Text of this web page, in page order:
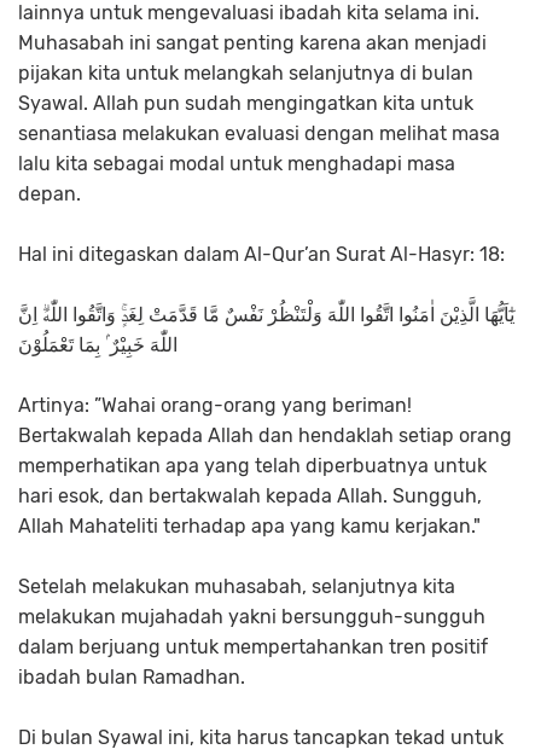
lainnya untuk mengevaluasi ibadah kita selama ini.
Muhasabah ini sangat penting karena akan menjadi
pijakan kita untuk melangkah selanjutnya di bulan
Syawal. Allah pun sudah mengingatkan kita untuk
senantiasa melakukan evaluasi dengan melihat masa
lalu kita sebagai modal untuk menghadapi masa
depan.
Hal ini ditegaskan dalam Al-Qur’an Surat Al-Hasyr: 18:
يٰٓاَيُّهَا الَّذِيْنَ اٰمَنُوا اتَّقُوا اللّٰهَ وَلْتَنْظُرْ نَفْسٌ مَّا قَدَّمَتْ لِغَدٍۚ وَاتَّقُوا اللّٰهَۗ اِنَّ
Artinya: ”Wahai orang-orang yang beriman!
Bertakwalah kepada Allah dan hendaklah setiap orang
memperhatikan apa yang telah diperbuatnya untuk
hari esok, dan bertakwalah kepada Allah. Sungguh,
Allah Mahateliti terhadap apa yang kamu kerjakan."
Setelah melakukan muhasabah, selanjutnya kita
melakukan mujahadah yakni bersungguh-sungguh
dalam berjuang untuk mempertahankan tren positif
ibadah bulan Ramadhan.
Di bulan Syawal ini, kita harus tancapkan tekad untuk